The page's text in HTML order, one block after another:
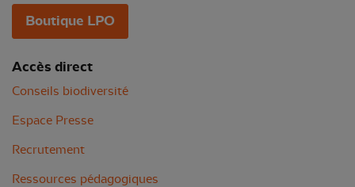
Boutique LPO
Accès direct
Conseils biodiversité
Espace Presse
Recrutement
Ressources pédagogiques